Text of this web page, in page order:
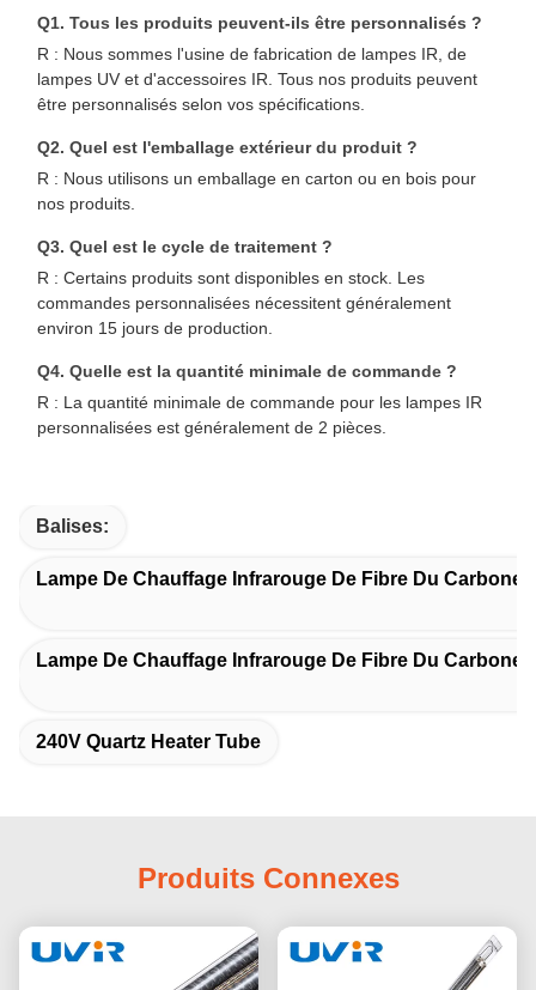
Q1. Tous les produits peuvent-ils être personnalisés ?
R : Nous sommes l'usine de fabrication de lampes IR, de
lampes UV et d'accessoires IR. Tous nos produits peuvent
être personnalisés selon vos spécifications.
Q2. Quel est l'emballage extérieur du produit ?
R : Nous utilisons un emballage en carton ou en bois pour
nos produits.
Q3. Quel est le cycle de traitement ?
R : Certains produits sont disponibles en stock. Les
commandes personnalisées nécessitent généralement
environ 15 jours de production.
Q4. Quelle est la quantité minimale de commande ?
R : La quantité minimale de commande pour les lampes IR
personnalisées est généralement de 2 pièces.
Balises:
Lampe De Chauffage Infrarouge De Fibre Du Carbone
Lampe De Chauffage Infrarouge De Fibre Du Carbone
240V Quartz Heater Tube
Produits Connexes